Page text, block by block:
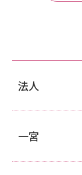
法人
一宮